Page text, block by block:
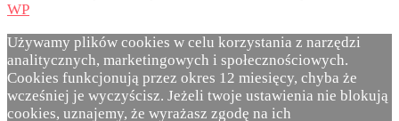
WP
Używamy plików cookies w celu korzystania z narzędzi
analitycznych, marketingowych i społecznościowych.
Cookies funkcjonują przez okres 12 miesięcy, chyba że
wcześniej je wyczyścisz. Jeżeli twoje ustawienia nie blokują
cookies, uznajemy, że wyrażasz zgodę na ich